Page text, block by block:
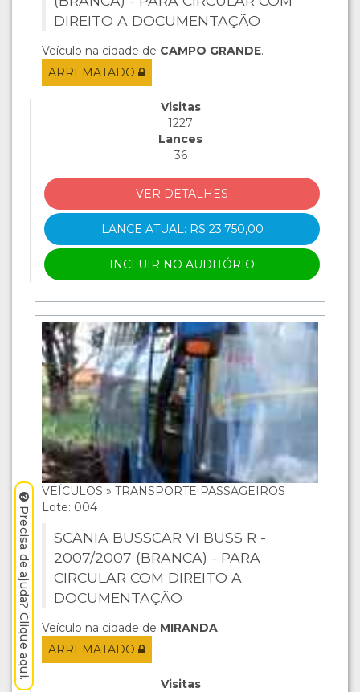
DIREITO A DOCUMENTAÇÃO
Veículo na cidade de CAMPO GRANDE.
ARREMATADO
Visitas
1227
Lances
36
VER DETALHES
LANCE ATUAL: R$ 23.750,00
INCLUIR NO AUDITÓRIO
VEÍCULOS » TRANSPORTE PASSAGEIROS
Lote: 004
SCANIA BUSSCAR VI BUSS R -
2007/2007 (BRANCA) - PARA
CIRCULAR COM DIREITO A
DOCUMENTAÇÃO
Veículo na cidade de MIRANDA.
ARREMATADO
Visitas
Precisa de ajuda? Clique aqui.